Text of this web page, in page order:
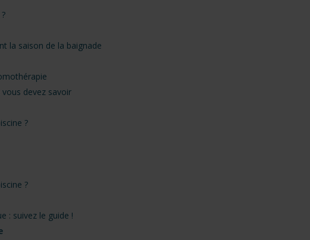
la saison de la baignade
devez savoir
?
?
: suivez le guide !